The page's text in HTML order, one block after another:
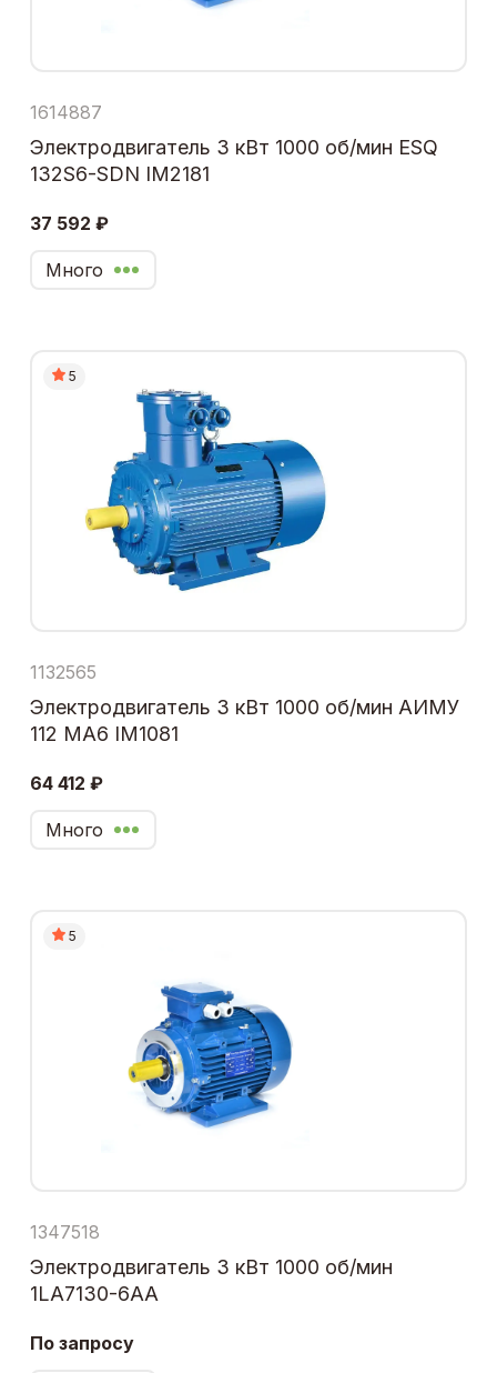
1614887
Электродвигатель 3 кВт 1000 об/мин ESQ
132S6-SDN IM2181
37 592 ₽
Много
5
1132565
Электродвигатель 3 кВт 1000 об/мин АИМУ
112 МА6 IM1081
64 412 ₽
Много
5
1347518
Электродвигатель 3 кВт 1000 об/мин
1LA7130-6AA
По запросу